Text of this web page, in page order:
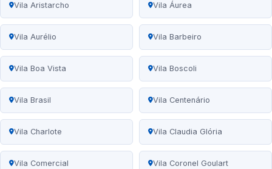
Vila Aristarcho Vila Áurea
Vila Aurélio Vila Barbeiro
Vila Boa Vista Vila Boscoli
Vila Brasil Vila Centenário
Vila Charlote Vila Claudia Glória
Vila Comercial Vila Coronel Goulart